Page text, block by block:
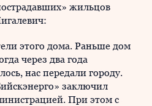
жильцов
этого дома. Раньше дом
через два года
нас передали городу.
заключил
При этом с